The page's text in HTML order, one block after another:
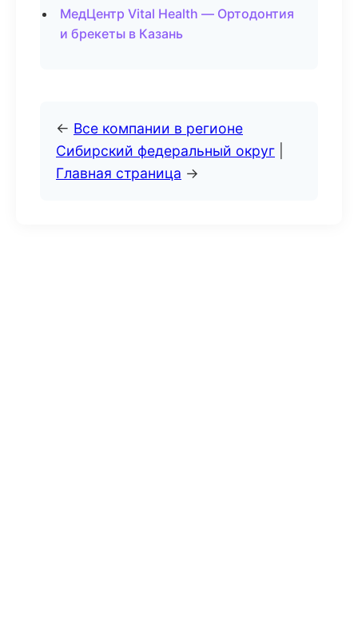
МедЦентр Vital Health — Ортодонтия
и брекеты в Казань
← Все компании в регионе
Сибирский федеральный округ
Главная страница →